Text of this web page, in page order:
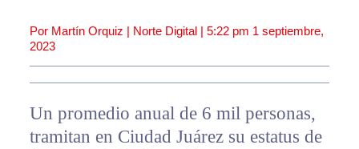
Por Martín Orquiz | Norte Digital | 5:22 pm 1 septiembre,
2023
Un promedio anual de 6 mil personas,
tramitan en Ciudad Juárez su estatus de